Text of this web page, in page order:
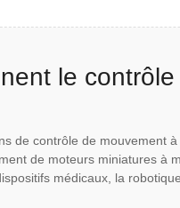
le
à
de contrôle de mouvement
de moteurs miniatures à
médicaux, la